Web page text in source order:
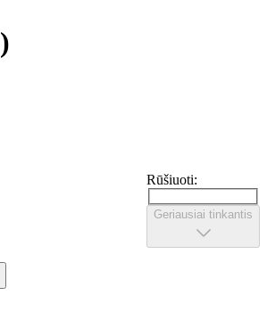
)
Rūšiuoti:
Geriausiai tinkantis